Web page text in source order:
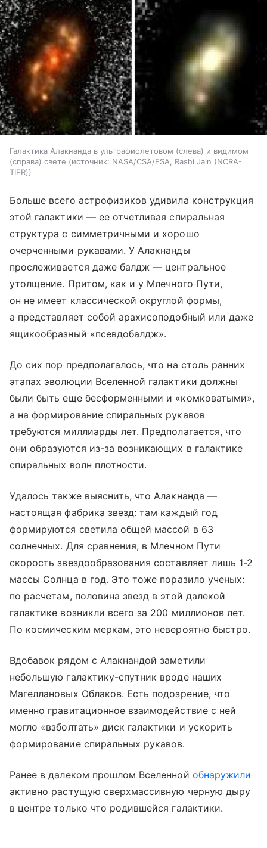
Галактика Алакнанда в ультрафиолетовом (слева) и видимом
(справа) свете
источник: NASA/CSA/ESA, Rashi Jain (NCRA-
TIFR)
Больше всего астрофизиков удивила конструкция
этой галактики — ее отчетливая спиральная
структура с симметричными и хорошо
очерченными рукавами. У Алакнанды
прослеживается даже балдж — центральное
утолщение. Притом, как и у Млечного Пути,
он не имеет классической округлой формы,
а представляет собой арахисоподобный или даже
ящикообразный «псевдобалдж».
До сих пор предполагалось, что на столь ранних
этапах эволюции Вселенной галактики должны
были быть еще бесформенными и «комковатыми»,
а на формирование спиральных рукавов
требуются миллиарды лет. Предполагается, что
они образуются из-за возникающих в галактике
спиральных волн плотности.
Удалось также выяснить, что Алакнанда —
настоящая фабрика звезд: там каждый год
формируются светила общей массой в 63
солнечных. Для сравнения, в Млечном Пути
скорость звездообразования составляет лишь 1-2
массы Солнца в год. Это тоже поразило ученых:
по расчетам, половина звезд в этой далекой
галактике возникли всего за 200 миллионов лет.
По космическим меркам, это невероятно быстро.
Вдобавок рядом с Алакнандой заметили
небольшую галактику-спутник вроде наших
Магеллановых Облаков. Есть подозрение, что
именно гравитационное взаимодействие с ней
могло «взболтать» диск галактики и ускорить
формирование спиральных рукавов.
Ранее в далеком прошлом Вселенной обнаружили
активно растущую сверхмассивную черную дыру
в центре только что родившейся галактики.